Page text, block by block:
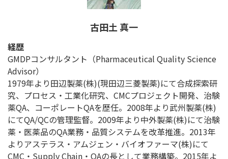
古田土 真一
経歴
GMDPコンサルタント（Pharmaceutical Quality Science
Advisor）
1979年より田辺製薬(株)(現田辺三菱製薬)にて合成探索研
究、プロセス・工業化研究、CMCプロジェクト開発、治験
薬QA、コーポレートQAを歴任。2008年より武州製薬(株)
にてQA/QCの管理監督。2009年より中外製薬(株)にて治験
薬・医薬品のQA業務・品質システムを改革推進。2013年
よりアステラス・アムジェン・バイオファーマ(株)にて
CMC・Supply Chain・QAの長として業務構築。2015年よ